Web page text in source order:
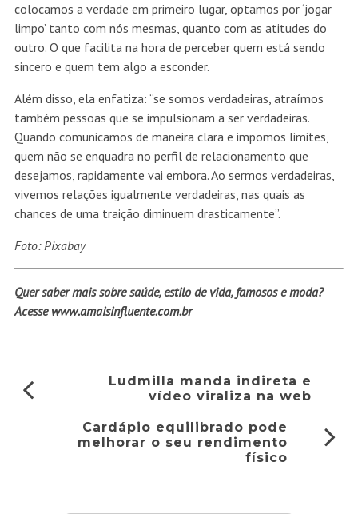
colocamos a verdade em primeiro lugar, optamos por ‘jogar
limpo’ tanto com nós mesmas, quanto com as atitudes do
outro. O que facilita na hora de perceber quem está sendo
sincero e quem tem algo a esconder.
Além disso, ela enfatiza: “se somos verdadeiras, atraímos
também pessoas que se impulsionam a ser verdadeiras.
Quando comunicamos de maneira clara e impomos limites,
quem não se enquadra no perfil de relacionamento que
desejamos, rapidamente vai embora. Ao sermos verdadeiras,
vivemos relações igualmente verdadeiras, nas quais as
chances de uma traição diminuem drasticamente”.
Foto: Pixabay
Quer saber mais sobre saúde, estilo de vida, famosos e moda?
Acesse www.amaisinfluente.com.br
Ludmilla manda indireta e
vídeo viraliza na web
Cardápio equilibrado pode
melhorar o seu rendimento
físico